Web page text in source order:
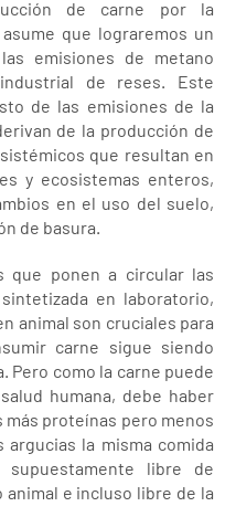
de carne por la
que lograremos un
emisiones de metano
de reses. Este
de las emisiones de la
de la producción de
que resultan en
y ecosistemas enteros,
en el uso del suelo,
de basura.
que ponen a circular las
en laboratorio,
animal son cruciales para
carne sigue siendo
Pero como la carne puede
humana, debe haber
proteínas pero menos
argucias la misma comida
libre de
e incluso libre de la